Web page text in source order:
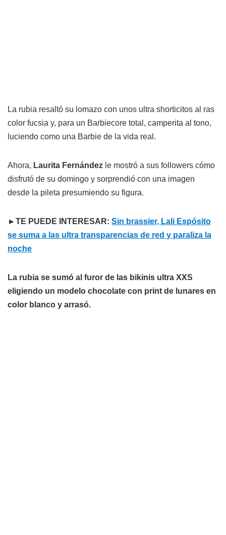
La rubia resaltó su lomazo con unos ultra shorticitos al ras
color fucsia y, para un Barbiecore total, camperita al tono,
luciendo como una Barbie de la vida real.
Ahora, Laurita Fernández le mostró a sus followers cómo
disfrutó de su domingo y sorprendió con una imagen
desde la pileta presumiendo su figura.
►TE PUEDE INTERESAR: Sin brassier, Lali Espósito
se suma a las ultra transparencias de red y paraliza la
noche
La rubia se sumó al furor de las bikinis ultra XXS
eligiendo un modelo chocolate con print de lunares en
color blanco y arrasó.